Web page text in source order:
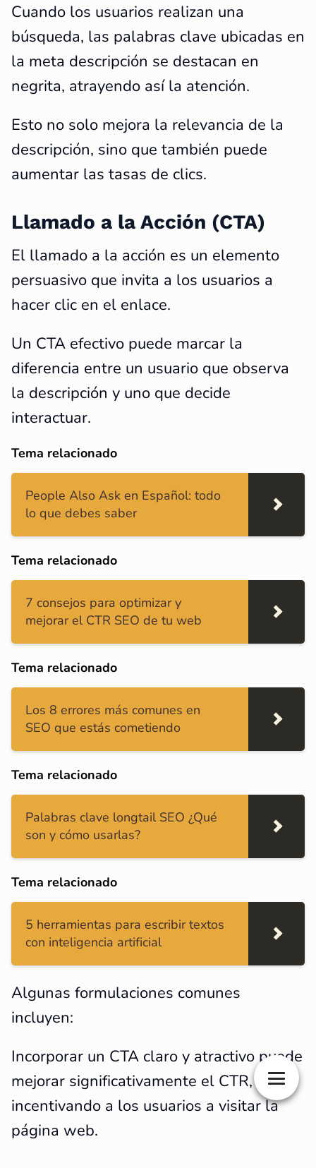
Cuando los usuarios realizan una
búsqueda, las palabras clave ubicadas en
la meta descripción se destacan en
negrita, atrayendo así la atención.
Esto no solo mejora la relevancia de la
descripción, sino que también puede
aumentar las tasas de clics.
Llamado a la Acción (CTA)
El llamado a la acción es un elemento
persuasivo que invita a los usuarios a
hacer clic en el enlace.
Un CTA efectivo puede marcar la
diferencia entre un usuario que observa
la descripción y uno que decide
interactuar.
Tema relacionado
People Also Ask en Español: todo
lo que debes saber
Tema relacionado
7 consejos para optimizar y
mejorar el CTR SEO de tu web
Tema relacionado
Los 8 errores más comunes en
SEO que estás cometiendo
Tema relacionado
Palabras clave longtail SEO ¿Qué
son y cómo usarlas?
Tema relacionado
5 herramientas para escribir textos
con inteligencia artificial
Algunas formulaciones comunes
incluyen:
Incorporar un CTA claro y atractivo puede
mejorar significativamente el CTR,
incentivando a los usuarios a visitar la
página web.